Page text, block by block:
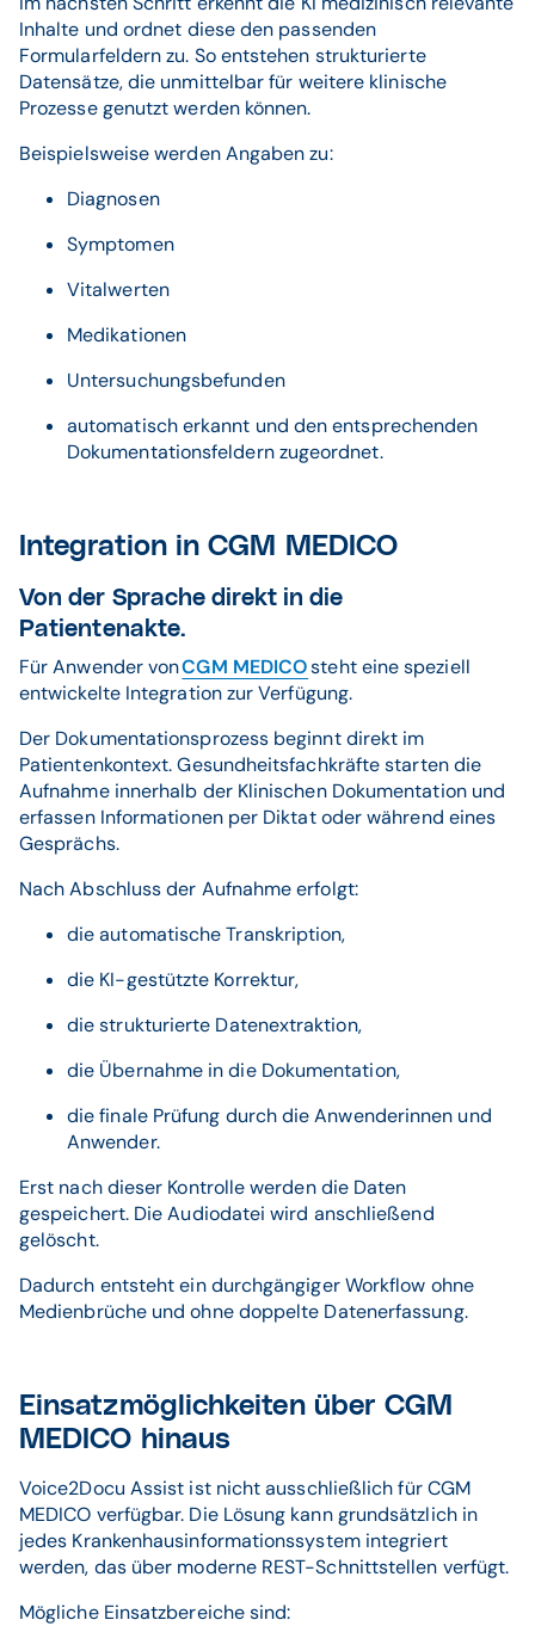
Inhalte und ordnet diese den passenden
Formularfeldern zu. So entstehen strukturierte
Datensätze, die unmittelbar für weitere klinische
Prozesse genutzt werden können.
Beispielsweise werden Angaben zu:
Diagnosen
Symptomen
Vitalwerten
Medikationen
Untersuchungsbefunden
automatisch erkannt und den entsprechenden
Dokumentationsfeldern zugeordnet.
Integration in CGM MEDICO
Von der Sprache direkt in die
Patientenakte.
Für Anwender vonCGM MEDICOsteht eine speziell
entwickelte Integration zur Verfügung.
Der Dokumentationsprozess beginnt direkt im
Patientenkontext. Gesundheitsfachkräfte starten die
Aufnahme innerhalb der Klinischen Dokumentation und
erfassen Informationen per Diktat oder während eines
Gesprächs.
Nach Abschluss der Aufnahme erfolgt:
die automatische Transkription,
die KI-gestützte Korrektur,
die strukturierte Datenextraktion,
die Übernahme in die Dokumentation,
die finale Prüfung durch die Anwenderinnen und
Anwender.
Erst nach dieser Kontrolle werden die Daten
gespeichert. Die Audiodatei wird anschließend
gelöscht.
Dadurch entsteht ein durchgängiger Workflow ohne
Medienbrüche und ohne doppelte Datenerfassung.
Einsatzmöglichkeiten über CGM
MEDICO hinaus
Voice2Docu Assist ist nicht ausschließlich für CGM
MEDICO verfügbar. Die Lösung kann grundsätzlich in
jedes Krankenhausinformationssystem integriert
werden, das über moderne REST-Schnittstellen verfügt.
Mögliche Einsatzbereiche sind: